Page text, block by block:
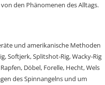
den Phänomenen des Alltags.
und amerikanische Methoden
Softjerk, Splitshot-Rig, Wacky-Rig
Döbel, Forelle, Hecht, Wels
des Spinnangelns und um